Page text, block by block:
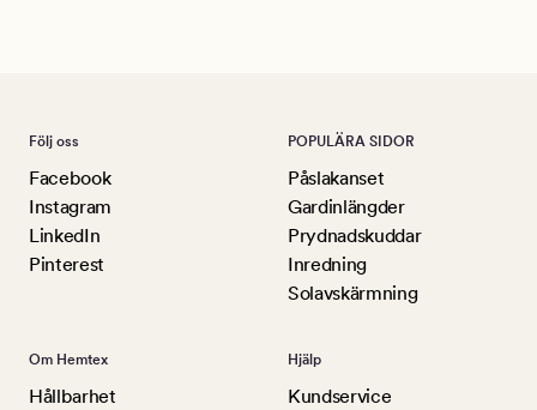
Följ oss
Facebook
Instagram
LinkedIn
Pinterest
POPULÄRA SIDOR
Påslakanset
Gardinlängder
Prydnadskuddar
Inredning
Solavskärmning
Om Hemtex
Hållbarhet
Hjälp
Kundservice